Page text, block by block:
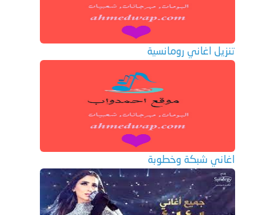
تنزيل اغاني رومانسية
اغاني شبكة وخطوبة